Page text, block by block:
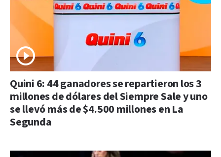
Quini 6: 44 ganadores se repartieron los 3
millones de dólares del Siempre Sale y uno
se llevó más de $4.500 millones en La
Segunda